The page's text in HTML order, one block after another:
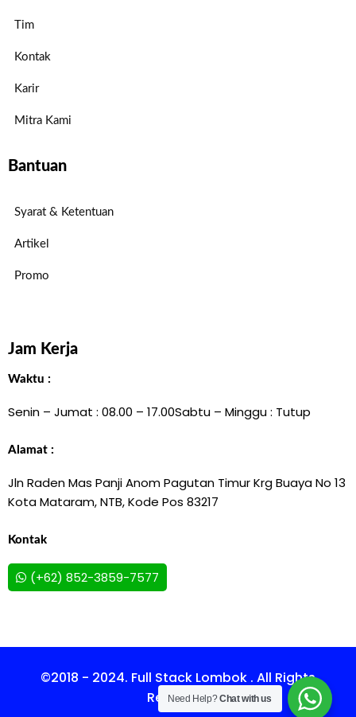
Tim
Kontak
Karir
Mitra Kami
Bantuan
Syarat & Ketentuan
Artikel
Promo
Jam Kerja
Waktu :
Senin – Jumat : 08.00 – 17.00Sabtu – Minggu : Tutup
Alamat :
Jln Raden Mas Panji Anom Pagutan Timur Krg Buaya No 13
Kota Mataram, NTB, Kode Pos 83217
Kontak
(+62) 852-3859-7577
©2018 - 2024. Full Stack Lombok . All Rights
Reserved.
Need Help?Chat with us